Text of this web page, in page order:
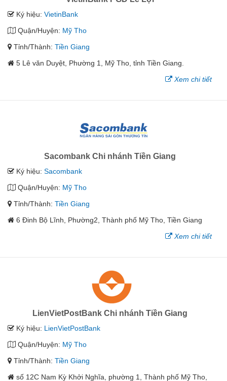
Ký hiệu: VietinBank
Quận/Huyện: Mỹ Tho
Tỉnh/Thành: Tiền Giang
5 Lê văn Duyệt, Phường 1, Mỹ Tho, tỉnh Tiền Giang.
Xem chi tiết
Sacombank Chi nhánh Tiền Giang
Ký hiệu: Sacombank
Quận/Huyện: Mỹ Tho
Tỉnh/Thành: Tiền Giang
6 Đinh Bộ Lĩnh, Phường2, Thành phố Mỹ Tho, Tiền Giang
Xem chi tiết
LienVietPostBank Chi nhánh Tiền Giang
Ký hiệu: LienVietPostBank
Quận/Huyện: Mỹ Tho
Tỉnh/Thành: Tiền Giang
số 12C Nam Kỳ Khởi Nghĩa, phường 1, Thành phố Mỹ Tho,